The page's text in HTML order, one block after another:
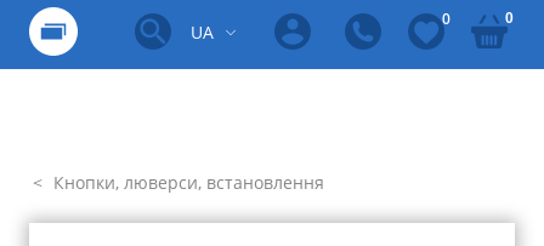
UA
0 0
Кнопки, люверси, встановлення